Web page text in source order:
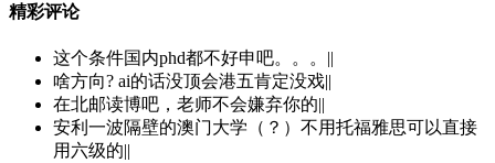
精彩评论
这个条件国内phd都不好申吧。。。||
啥方向? ai的话没顶会港五肯定没戏||
在北邮读博吧，老师不会嫌弃你的||
安利一波隔壁的澳门大学（？）不用托福雅思可以直接
用六级的||